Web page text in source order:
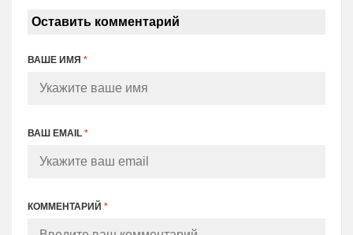
Оставить комментарий
ВАШЕ ИМЯ *
ВАШ EMAIL *
КОММЕНТАРИЙ *